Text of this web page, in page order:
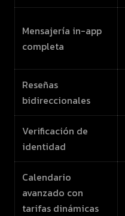
Mensajería in-app
completa
Reseñas
bidireccionales
Verificación de
identidad
Calendario
avanzado con
tarifas dinámicas